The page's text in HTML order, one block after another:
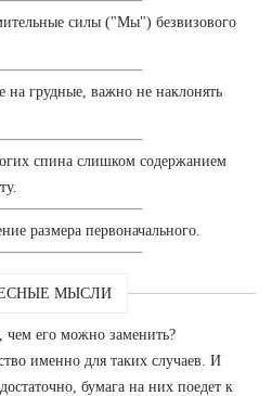
силы ("Мы") безвизового
на грудные, важно не наклонять
спина слишком содержанием
размера первоначального.
МЫСЛИ
чем его можно заменить?
именно для таких случаев. И
бумага на них поедет к